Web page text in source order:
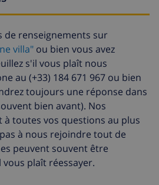
par jour
$US par personne , à
à l'arrivée
$US par personne , à payer à
$US
sur consommation
(52,77 $US/HOUR)
4.80% du montant total
de renseignements sur
villa" ou bien vous avez
s'il vous plaît nous
au (+33) 184 671 967 ou bien
toujours une réponse dans
bien avant). Nos
toutes vos questions au plus
à nous rejoindre tout de
peuvent souvent être
vous plaît réessayer.